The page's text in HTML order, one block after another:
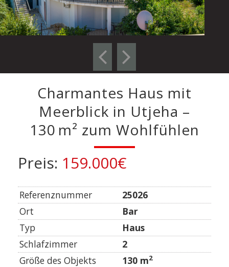
Charmantes Haus mit
Meerblick in Utjeha –
130 m² zum Wohlfühlen
Preis: 159.000€
Referenznummer
25026
Ort
Bar
Typ
Haus
Schlafzimmer
2
Größe des Objekts
130 m2